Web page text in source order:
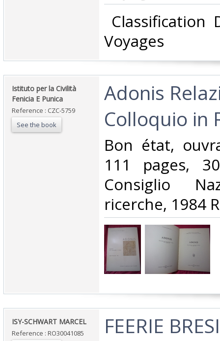
Classification
Voyages‎
‎Istituto per la Civilità
Fenicia E Punica‎
Reference : CZC-5759
See the book
‎Adonis
Colloquio in
‎Bon état,
111 pages,
Consiglio
ricerche, 1984
‎ISY-SCHWART MARCEL‎
Reference : RO30041085
‎FEERIE